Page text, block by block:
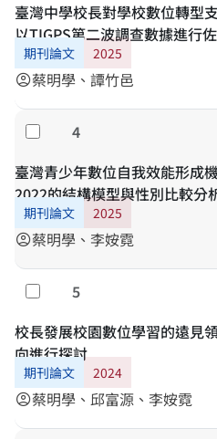
臺灣中學校長對學校數位轉型
以TIGPS第二波調查數據進行
期刊論文 2025
account_circle蔡明學、譚竹邑
Select
4
臺灣青少年數位自我效能形成
2022的結構模型與性別比較分
期刊論文 2025
account_circle蔡明學、李姲霓
Select
5
校長發展校園數位學習的遠見
向進行探討
期刊論文 2024
account_circle蔡明學、邱富源、李姲霓